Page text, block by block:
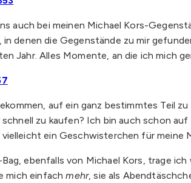
auch bei meinen Michael Kors-
denen die Gegenstände zu mir
Jahr. Alles Momente, an die ich mich
auf ein ganz bestimmtes Teil
zu kaufen? Ich bin auch schon
vielleicht ein Geschwisterchen für meine
ebenfalls von Michael Kors, trage
mich einfachmehr, sie als